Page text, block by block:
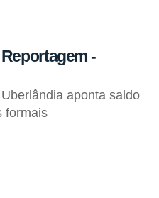
-
aponta saldo
formais